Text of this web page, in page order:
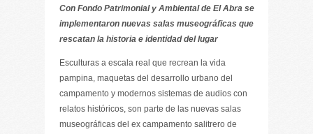
Con Fondo Patrimonial y Ambiental de El Abra se
implementaron nuevas salas museográficas que
rescatan la historia e identidad del lugar
Esculturas a escala real que recrean la vida
pampina, maquetas del desarrollo urbano del
campamento y modernos sistemas de audios con
relatos históricos, son parte de las nuevas salas
museográficas del ex campamento salitrero de